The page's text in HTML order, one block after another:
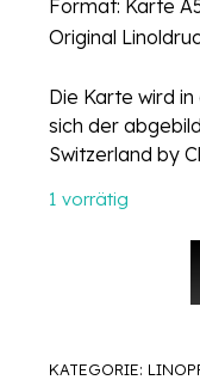
Format: Karte
Original
Die Karte wird
sich der
Switzerland by
1 vorrätig
Unikat – Linol
KATEGORIE: